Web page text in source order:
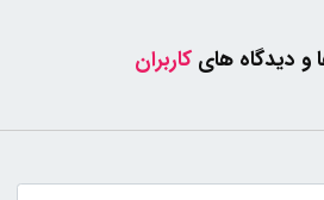
دیدگاه هایکاربران